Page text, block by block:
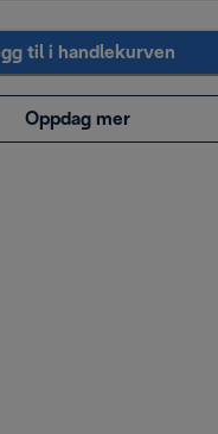
til i handlekurven
Oppdag mer